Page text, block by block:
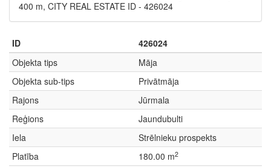
400 m, CITY REAL ESTATE ID - 426024
ID
426024
Objekta tips
Māja
Objekta sub-tips
Privātmāja
Rajons
Jūrmala
Reģions
Jaundubulti
Iela
Strēlnieku prospekts
Platība
180.00 m2